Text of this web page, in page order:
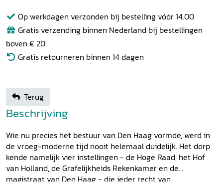
Op werkdagen verzonden bij bestelling vóór 14.00
Gratis verzending binnen Nederland bij bestellingen
boven € 20
Gratis retourneren binnen 14 dagen
Terug
Beschrijving
Wie nu precies het bestuur van Den Haag vormde, werd in
de vroeg-moderne tijd nooit helemaal duidelijk. Het dorp
kende namelijk vier instellingen - de Hoge Raad, het Hof
van Holland, de Grafelijkheids Rekenkamer en de
magistraat van Den Haag - die ieder recht van